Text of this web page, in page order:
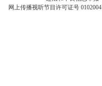
网上传播视听节目许可证号 0102004